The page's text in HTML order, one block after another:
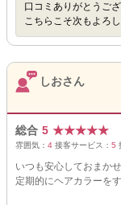
口コミありがとうござ
こちらこそ次もよろ
しおさん
総合 5 ★★★★★
雰囲気： 4 接客サービス： 5
いつも安心しておまか
定期的にヘアカラーを